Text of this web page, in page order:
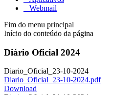
Webmail
Fim do menu principal
Início do conteúdo da página
Diário Oficial 2024
Diario_Oficial_23-10-2024
Diario_Oficial_23-10-2024.pdf
Download